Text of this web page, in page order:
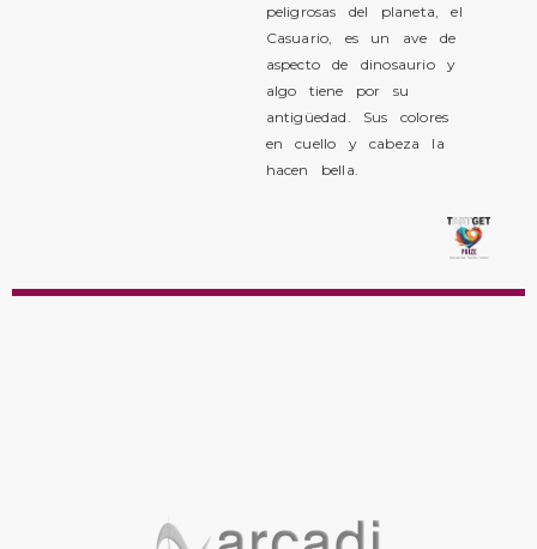
peligrosas del planeta, el
Casuario, es un ave de
aspecto de dinosaurio y
algo tiene por su
antigüedad. Sus colores
en cuello y cabeza la
hacen bella.